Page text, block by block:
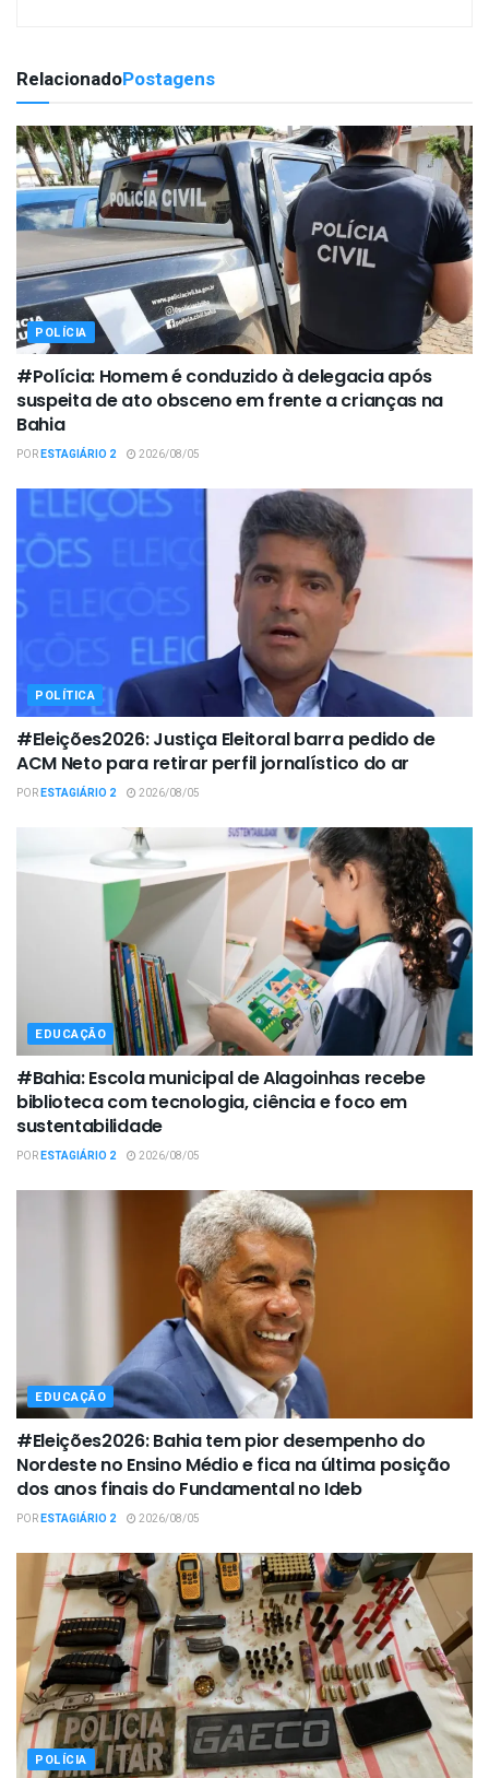
RelacionadoPostagens
POLÍCIA
#Polícia: Homem é conduzido à delegacia após
suspeita de ato obsceno em frente a crianças na
Bahia
PORESTAGIÁRIO 2 2026/08/05
POLÍTICA
#Eleições2026: Justiça Eleitoral barra pedido de
ACM Neto para retirar perfil jornalístico do ar
PORESTAGIÁRIO 2 2026/08/05
EDUCAÇÃO
#Bahia: Escola municipal de Alagoinhas recebe
biblioteca com tecnologia, ciência e foco em
sustentabilidade
PORESTAGIÁRIO 2 2026/08/05
EDUCAÇÃO
#Eleições2026: Bahia tem pior desempenho do
Nordeste no Ensino Médio e fica na última posição
dos anos finais do Fundamental no Ideb
PORESTAGIÁRIO 2 2026/08/05
POLÍCIA